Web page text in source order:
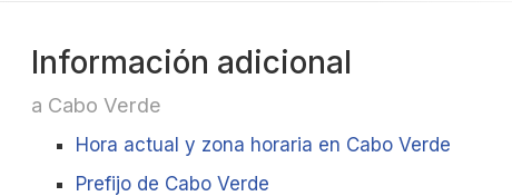
Información adicional
a Cabo Verde
Hora actual y zona horaria en Cabo Verde
Prefijo de Cabo Verde